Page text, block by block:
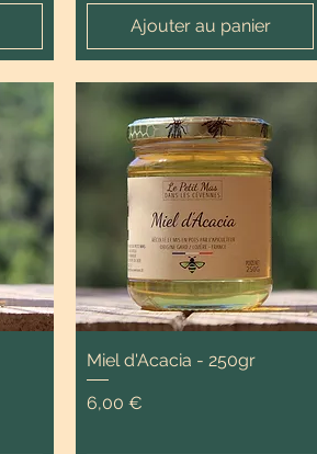
Ajouter au panier
Miel d'Acacia - 250gr
Prix
6,00 €